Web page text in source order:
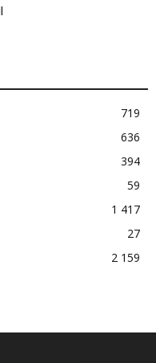
719
636
394
59
1 417
27
2 159